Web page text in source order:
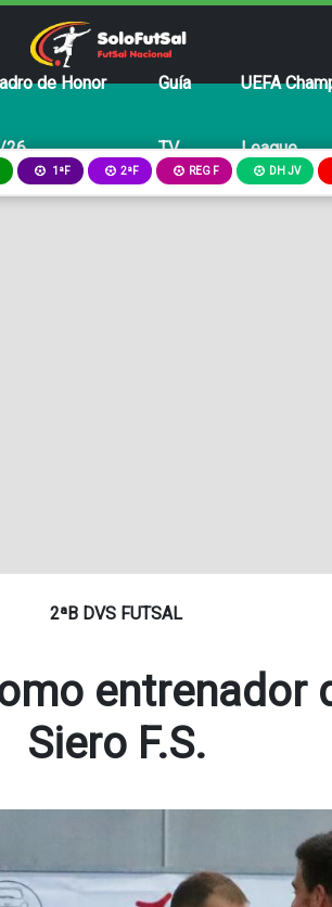
de Honor
26
Guía
TV
UEFA
League
1ªF 2ªF REG F DH JV
2ªB DVS FUTSAL
entrenador
Siero F.S.